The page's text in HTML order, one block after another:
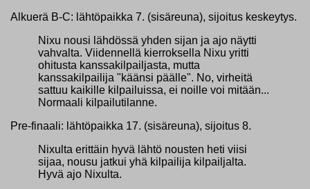
Alkuerä B-C: lähtöpaikka 7. (sisäreuna), sijoitus keskeytys.
Nixu nousi lähdössä yhden sijan ja ajo näytti
vahvalta. Viidennellä kierroksella Nixu yritti
ohitusta kanssakilpailjasta, mutta
kanssakilpailija "käänsi päälle". No, virheitä
sattuu kaikille kilpailuissa, ei noille voi mitään...
Normaali kilpailutilanne.
Pre-finaali: lähtöpaikka 17. (sisäreuna), sijoitus 8.
Nixulta erittäin hyvä lähtö nousten heti viisi
sijaa, nousu jatkui yhä kilpailija kilpailjalta.
Hyvä ajo Nixulta.